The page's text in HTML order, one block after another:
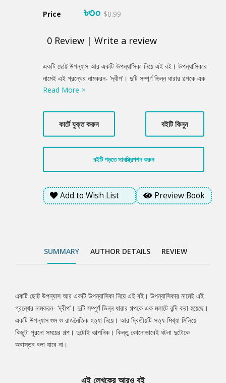
Price ৳৩০ $0.99
0 Review | Write a review
Product
Summery
একটি ছোট্ট উপন্যাস আর একটি উপন্যাসিকা নিয়ে এই বই। উপন্যাসিকার
নামেই এই গ্রন্থের নামকরন- ‘দ্বীপ’। দুটি সম্পূর্ণ ভিন্ন ধারার গল্পকে এক
মলাটে বন্দি করা হয়েছে। একটি উপন্যাস গুম ও রাজনৈতিক হত্যা নিয়ে। আর
কিন্তু কোনোভাবেই ঘটনা দুটোকে অবাস্তব বলা যাবে না।
Read More >
কার্টে যুক্ত করুন বইটি কিনুন
বইটি পড়তে সাবস্ক্রিপশন করুন
Add to Wish List Preview Book
SUMMARY AUTHOR DETAILS REVIEW
Tab
Article
একটি ছোট্ট উপন্যাস আর একটি উপন্যাসিকা নিয়ে এই বই। উপন্যাসিকার নামেই এই
গ্রন্থের নামকরন- ‘দ্বীপ’। দুটি সম্পূর্ণ ভিন্ন ধারার গল্পকে এক মলাটে বন্দি করা হয়েছে।
একটি উপন্যাস গুম ও রাজনৈতিক হত্যা নিয়ে। আর দ্বিতীয়টি সত্য-মিথ্যা মিলিয়ে
কিছুটা পুরনো সময়ের গল্প। দুটোই কাল্পনিক। কিন্তু কোনোভাবেই ঘটনা দুটোকে
অবাস্তব বলা যাবে না।
এই লেখকের আরও বই